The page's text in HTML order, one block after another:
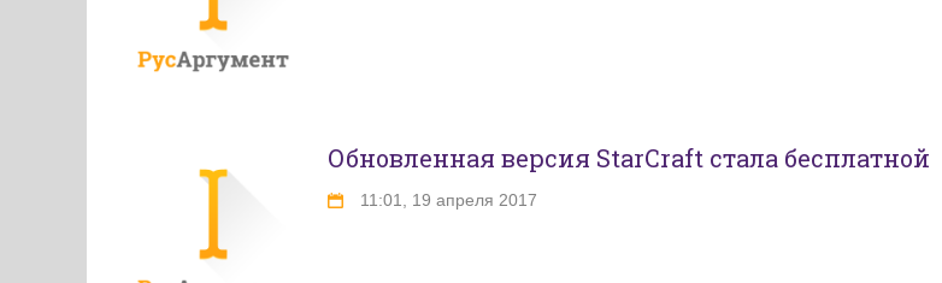
Обновленная версия StarCraft стала бесплатной
11:01, 19 апреля 2017